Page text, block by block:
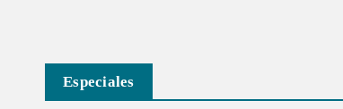
Especiales